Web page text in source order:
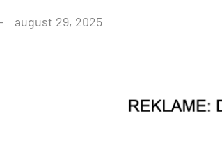
august 29, 2025